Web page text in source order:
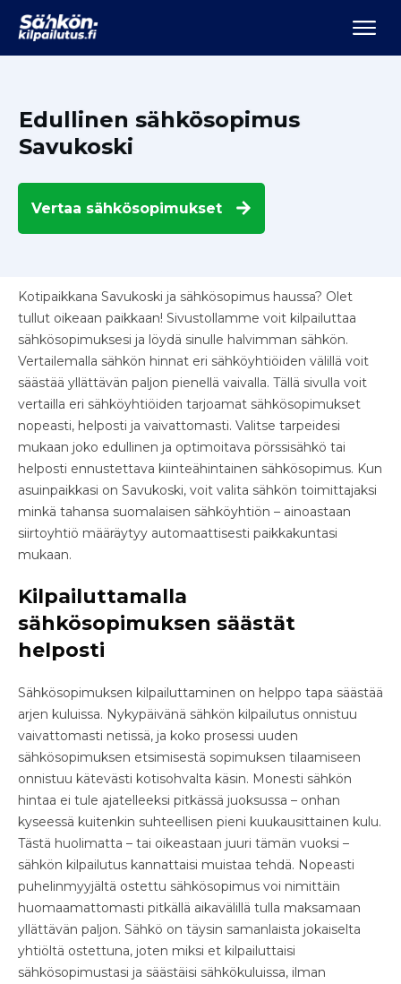
Edullinen sähkösopimus
Savukoski
Vertaa sähkösopimukset
Kotipaikkana Savukoski ja sähkösopimus haussa? Olet
tullut oikeaan paikkaan! Sivustollamme voit kilpailuttaa
sähkösopimuksesi ja löydä sinulle halvimman sähkön.
Vertailemalla sähkön hinnat eri sähköyhtiöiden välillä voit
säästää yllättävän paljon pienellä vaivalla. Tällä sivulla voit
vertailla eri sähköyhtiöiden tarjoamat sähkösopimukset
nopeasti, helposti ja vaivattomasti. Valitse tarpeidesi
mukaan joko edullinen ja optimoitava pörssisähkö tai
helposti ennustettava kiinteähintainen sähkösopimus. Kun
asuinpaikkasi on Savukoski, voit valita sähkön toimittajaksi
minkä tahansa suomalaisen sähköyhtiön – ainoastaan
siirtoyhtiö määräytyy automaattisesti paikkakuntasi
mukaan.
Kilpailuttamalla
sähkösopimuksen säästät
helposti
Sähkösopimuksen kilpailuttaminen on helppo tapa säästää
arjen kuluissa. Nykypäivänä sähkön kilpailutus onnistuu
vaivattomasti netissä, ja koko prosessi uuden
sähkösopimuksen etsimisestä sopimuksen tilaamiseen
onnistuu kätevästi kotisohvalta käsin. Monesti sähkön
hintaa ei tule ajatelleeksi pitkässä juoksussa – onhan
kyseessä kuitenkin suhteellisen pieni kuukausittainen kulu.
Tästä huolimatta – tai oikeastaan juuri tämän vuoksi –
sähkön kilpailutus kannattaisi muistaa tehdä. Nopeasti
puhelinmyyjältä ostettu sähkösopimus voi nimittäin
huomaamattomasti pitkällä aikavälillä tulla maksamaan
yllättävän paljon. Sähkö on täysin samanlaista jokaiselta
yhtiöltä ostettuna, joten miksi et kilpailuttaisi
sähkösopimustasi ja säästäisi sähkökuluissa, ilman